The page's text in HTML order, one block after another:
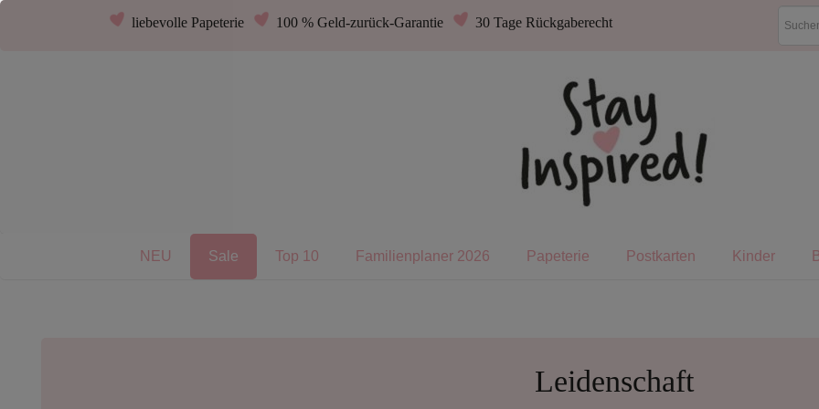
liebevolle Papeterie 100 % Geld-zurück-Garantie 30 Tage Rückgaberecht
NEU Sale Top 10 Familienplaner 2026 Papeterie Postkarten Kinder
Leidenschaft